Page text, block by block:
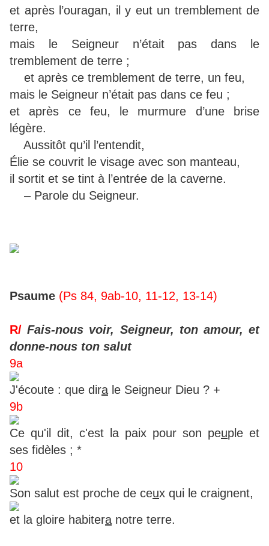
et après l’ouragan, il y eut un tremblement de
terre,
mais le Seigneur n’était pas dans le
tremblement de terre ;
et après ce tremblement de terre, un feu,
mais le Seigneur n’était pas dans ce feu ;
et après ce feu, le murmure d’une brise
légère.
Aussitôt qu’il l’entendit,
Élie se couvrit le visage avec son manteau,
il sortit et se tint à l’entrée de la caverne.
– Parole du Seigneur.
Psaume (Ps 84, 9ab-10, 11-12, 13-14)
R/ Fais-nous voir, Seigneur, ton amour, et
donne-nous ton salut
9a
J'écoute : que dira le Seigneur Dieu ? +
9b
Ce qu'il dit, c'est la paix pour son peuple et
ses fidèles ; *
10
Son salut est proche de ceux qui le craignent,
et la gloire habitera notre terre.